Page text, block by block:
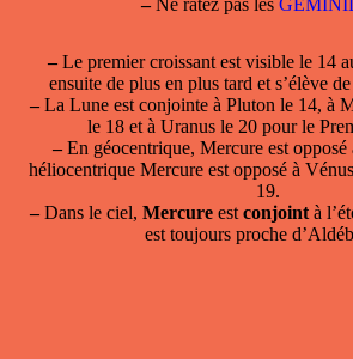
–Ne ratez pas les
–Le premier croissant est visible le 14
ensuite de plus en plus tard et s’élève
–La Lune est conjointe à Pluton le 14, à
le 18 et à Uranus le 20 pour le
–En géocentrique, Mercure est opposé
héliocentrique Mercure est opposé à
19.
–Dans le ciel, Mercureest conjointà
est toujours proche